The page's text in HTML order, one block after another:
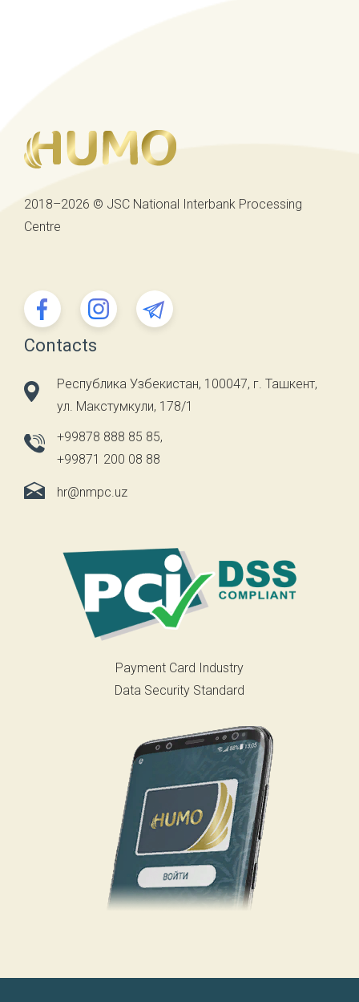
2018–2026 © JSC National Interbank Processing
Centre
Contacts
Республика Узбекистан, 100047, г. Ташкент,
ул. Макстумкули, 178/1
+99878 888 85 85,
+99871 200 08 88
hr@nmpc.uz
Payment Card Industry
Data Security Standard